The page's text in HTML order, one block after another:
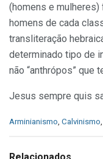
(homens e
homens de cada
transliteração
determinado tipo de
não “anthrópos” que
Jesus sempre quis
C
e
Arminianismo, Calvinismo,